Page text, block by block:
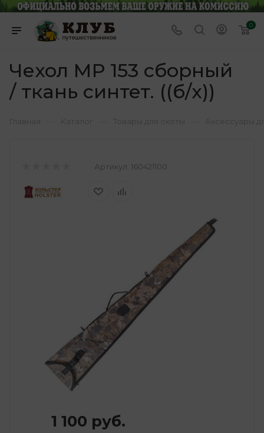
0
Чехол МР 153 сборный
/ ткань синтет. ((б/х))
Артикул: 160421100
1 100 руб.